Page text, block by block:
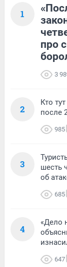
1
про
3
2
Кто
после
985
3
шесть
об
685
4
«Дело
647